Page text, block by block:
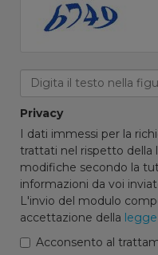
Privacy
I dati immessi per la
trattati nel rispetto della
modifiche secondo la
informazioni da voi
L'invio del modulo
accettazione della
Acconsento al